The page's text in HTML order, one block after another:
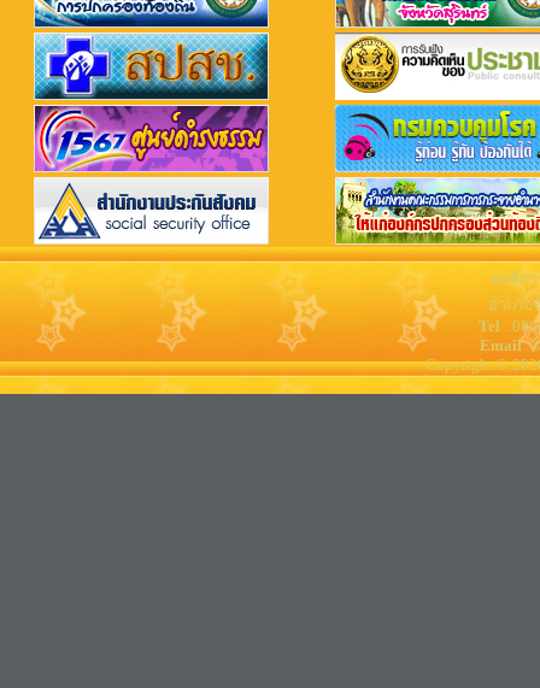
องค์ก
อำเภอ
Tel :
Email:
Copyright ©